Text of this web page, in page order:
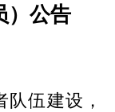
）公告
伍建设，